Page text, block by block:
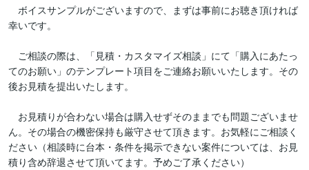
ボイスサンプルがございますので、まずは事前にお聴き頂ければ
幸いです。
ご相談の際は、「見積・カスタマイズ相談」にて「購入にあたっ
てのお願い」のテンプレート項目をご連絡お願いいたします。その
後お見積を提出いたします。
お見積りが合わない場合は購入せずそのままでも問題ございませ
ん。その場合の機密保持も厳守させて頂きます。お気軽にご相談く
ださい（相談時に台本・条件を掲示できない案件については、お見
積り含め辞退させて頂いてます。予めご了承ください）